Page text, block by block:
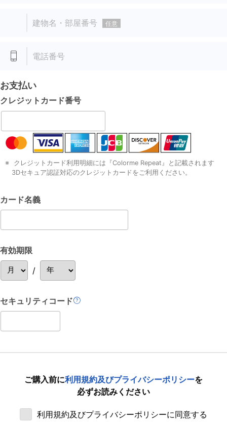
建物名・部屋番号 任意
電話番号
お支払い
クレジットカード番号
クレジットカード利用明細には『Colorme Repeat』と記載されます
3Dセキュア認証対応のクレジットカードをご利用ください。
カード名義
有効期限
/
セキュリティコード
ご購入前に利用規約及びプライバシーポリシーを
必ずお読みください
利用規約及びプライバシーポリシーに同意する